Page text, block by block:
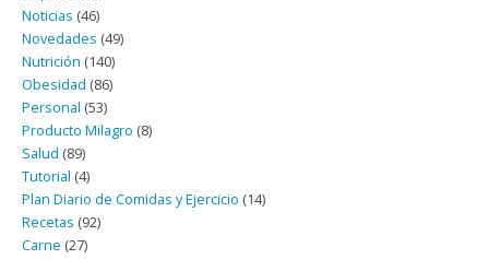
Noticias (46)
Novedades (49)
Nutrición (140)
Obesidad (86)
Personal (53)
Producto Milagro (8)
Salud (89)
Tutorial (4)
Plan Diario de Comidas y Ejercicio (14)
Recetas (92)
Carne (27)